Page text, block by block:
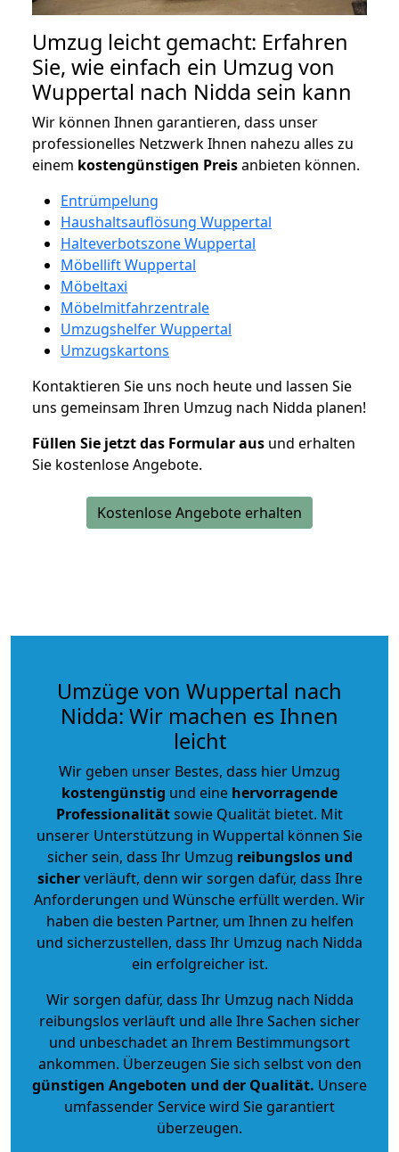
Umzug leicht gemacht: Erfahren
Sie, wie einfach ein Umzug von
Wuppertal nach Nidda sein kann
Wir können Ihnen garantieren, dass unser
professionelles Netzwerk Ihnen nahezu alles zu
einem kostengünstigen Preisanbieten können.
Entrümpelung
Haushaltsauflösung Wuppertal
Halteverbotszone Wuppertal
Möbellift Wuppertal
Möbeltaxi
Möbelmitfahrzentrale
Umzugshelfer Wuppertal
Umzugskartons
Kontaktieren Sie uns noch heute und lassen Sie
uns gemeinsam Ihren Umzug nach Nidda planen!
Füllen Sie jetzt das Formular aus und erhalten
Sie kostenlose Angebote.
Kostenlose Angebote erhalten
Umzüge von Wuppertal nach
Nidda: Wir machen es Ihnen
leicht
Wir geben unser Bestes, dass hier Umzug
kostengünstig und eine hervorragende
Professionalitätsowie Qualität bietet. Mit
unserer Unterstützung in Wuppertal können Sie
sicher sein, dass Ihr Umzug reibungslos und
sicherverläuft, denn wir sorgen dafür, dass Ihre
Anforderungen und Wünsche erfüllt werden. Wir
haben die besten Partner, um Ihnen zu helfen
und sicherzustellen, dass Ihr Umzug nach Nidda
ein erfolgreicher ist.
Wir sorgen dafür, dass Ihr Umzug nach Nidda
reibungslos verläuft und alle Ihre Sachen sicher
und unbeschadet an Ihrem Bestimmungsort
ankommen. Überzeugen Sie sich selbst von den
günstigen Angeboten und der Qualität. Unsere
umfassender Service wird Sie garantiert
überzeugen.